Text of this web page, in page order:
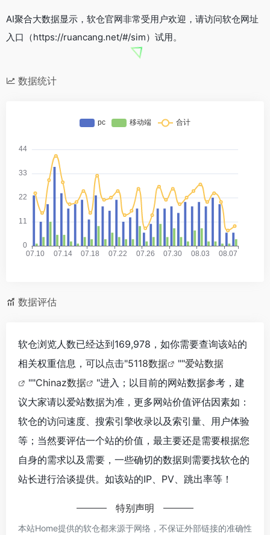
AI聚合大数据显示，软仓官网非常受用户欢迎，请访问软仓网址
入口（https://ruancang.net/#/sim）试用。
数据统计
数据评估
软仓浏览人数已经达到169,978，如你需要查询该站的
相关权重信息，可以点击"5118数据 ""爱站数据
""Chinaz数据
"进入；以目前的网站数据参考，建
议大家请以爱站数据为准，更多网站价值评估因素如：
软仓的访问速度、搜索引擎收录以及索引量、用户体验
等；当然要评估一个站的价值，最主要还是需要根据您
自身的需求以及需要，一些确切的数据则需要找软仓的
站长进行洽谈提供。如该站的IP、PV、跳出率等！
特别声明
本站Home提供的软仓都来源于网络，不保证外部链接的准确性